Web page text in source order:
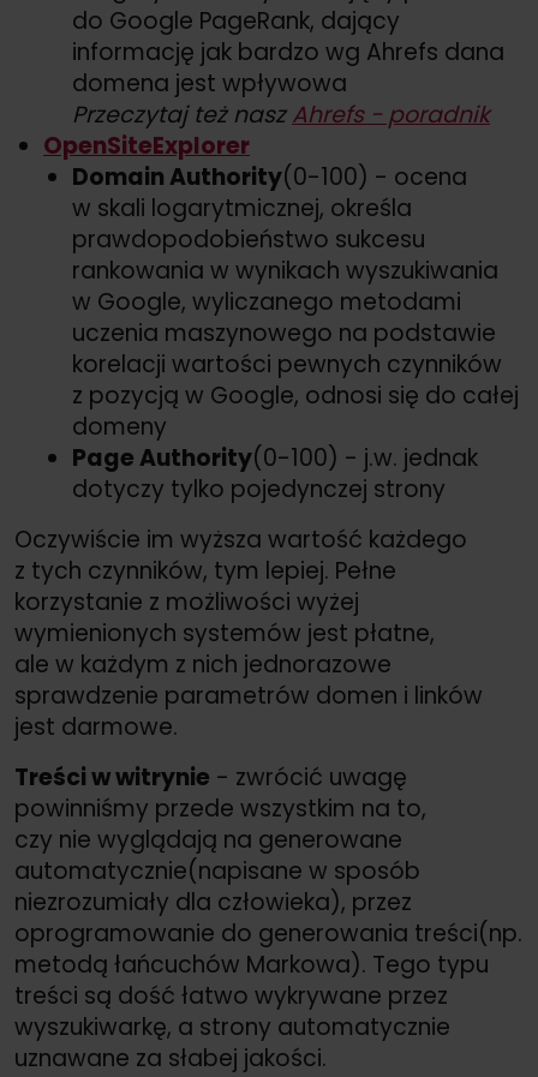
do Google PageRank, dający
informację jak bardzo wg Ahrefs dana
domena jest wpływowa
Przeczytaj też naszAhrefs - poradnik
OpenSiteExplorer
Domain Authority(0-100) - ocena
w skali logarytmicznej, określa
prawdopodobieństwo sukcesu
rankowania w wynikach wyszukiwania
w Google, wyliczanego metodami
uczenia maszynowego na podstawie
korelacji wartości pewnych czynników
z pozycją w Google, odnosi się do całej
domeny
Page Authority(0-100) - j.w. jednak
dotyczy tylko pojedynczej strony
Oczywiście im wyższa wartość każdego
z tych czynników, tym lepiej. Pełne
korzystanie z możliwości wyżej
wymienionych systemów jest płatne,
ale w każdym z nich jednorazowe
sprawdzenie parametrów domen i linków
jest darmowe.
Treści w witrynie - zwrócić uwagę
powinniśmy przede wszystkim na to,
czy nie wyglądają na generowane
automatycznie(napisane w sposób
niezrozumiały dla człowieka), przez
oprogramowanie do generowania treści(np.
metodą łańcuchów Markowa). Tego typu
treści są dość łatwo wykrywane przez
wyszukiwarkę, a strony automatycznie
uznawane za słabej jakości.